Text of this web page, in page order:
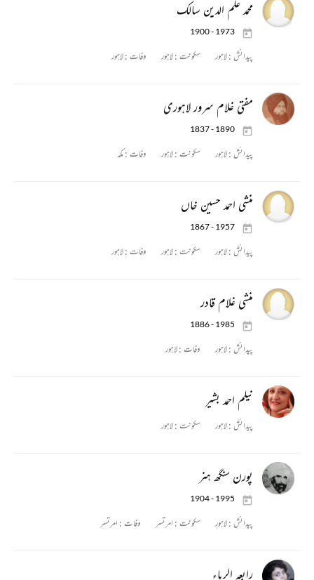
محمد علم الدین سالک
1900 - 1973
پیدائش :لاہور سکونت :لاہور وفات :لاہور
مفتی غلام سرور لاہوری
1837 - 1890
پیدائش :لاہور سکونت :لاہور وفات :مکہ
منشی احمد حسین خاں
1867 - 1957
پیدائش :لاہور سکونت :لاہور وفات :لاہور
منشی غلام قادر
1886 - 1985
پیدائش :لاہور وفات :لاہور
نیلم احمد بشیر
پیدائش :لاہور سکونت :لاہور
پورن سنگھ ہنر
1904 - 1995
پیدائش :لاہور سکونت : امرتسر وفات : امرتسر
رابعہ الرباء